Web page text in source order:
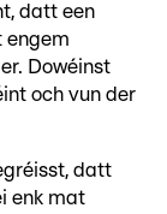
datt een
engem
Dowéinst
och vun der
datt
enk mat